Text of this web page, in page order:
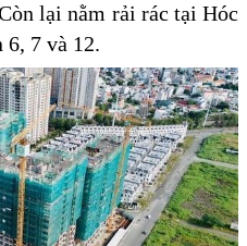
lại nằm rải rác tại Hóc
6, 7 và 12.